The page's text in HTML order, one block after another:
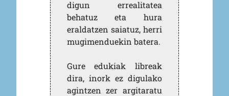
digun errealitatea
behatuz eta hura
eraldatzen saiatuz, herri
mugimenduekin batera.
Gure edukiak libreak
dira, inork ez digulako
agintzen zer argitaratu